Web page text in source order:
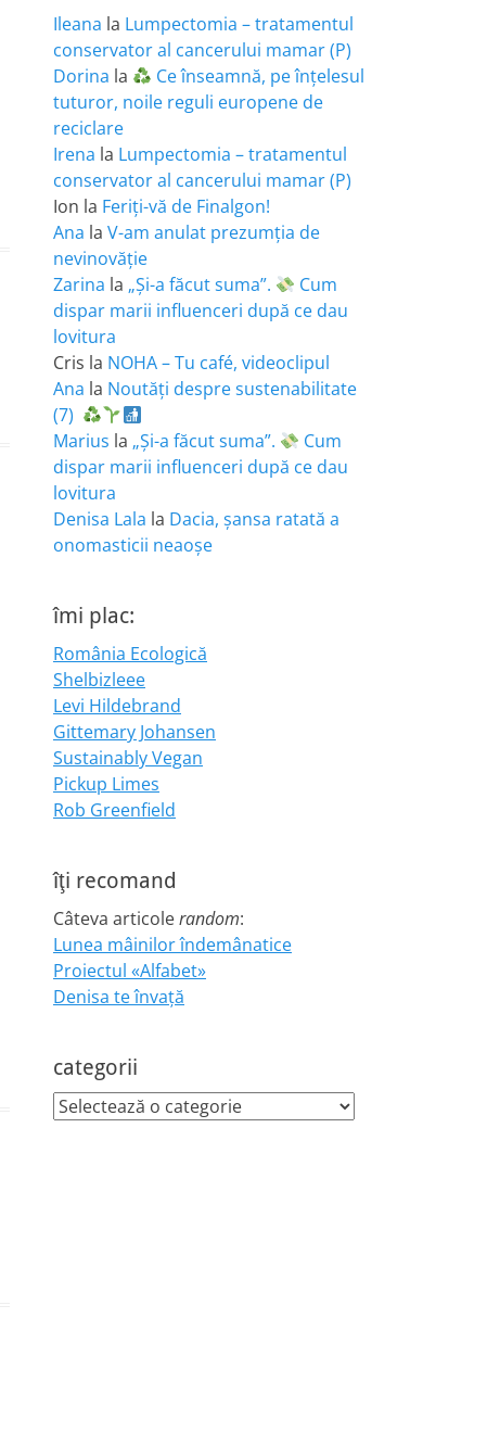
Ileana la Lumpectomia – tratamentul
conservator al cancerului mamar (P)
Dorina la
Ce înseamnă, pe înțelesul
tuturor, noile reguli europene de
reciclare
Irena la Lumpectomia – tratamentul
conservator al cancerului mamar (P)
Ion la Feriţi-vă de Finalgon!
Ana la V-am anulat prezumția de
nevinovăție
Zarina la „Și-a făcut suma”.
Cum
dispar marii influenceri după ce dau
lovitura
Cris la NOHA – Tu café, videoclipul
Ana la Noutăți despre sustenabilitate
(7)
Marius la „Și-a făcut suma”.
Cum
dispar marii influenceri după ce dau
lovitura
Denisa Lala la Dacia, șansa ratată a
onomasticii neaoșe
îmi plac:
România Ecologică
Shelbizleee
Levi Hildebrand
Gittemary Johansen
Sustainably Vegan
Pickup Limes
Rob Greenfield
îţi recomand
Câteva articolerandom:
Lunea mâinilor îndemânatice
Proiectul «Alfabet»
Denisa te învaţă
categorii
categorii